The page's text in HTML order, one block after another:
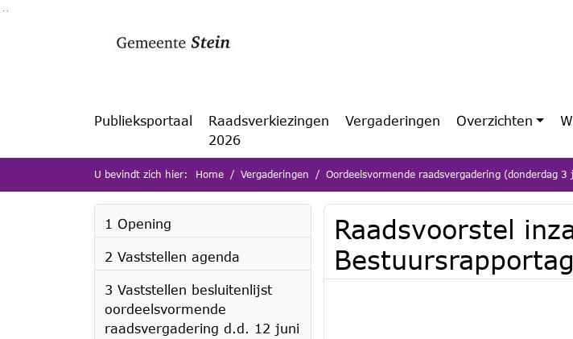
Publieksportaal
Raadsverkiezingen
2026
Vergaderingen Overzichten
U bevindt zich hier: Home Vergaderingen Oordeelsvormende raadsvergadering (donderdag
1 Opening
2 Vaststellen agenda
3 Vaststellen besluitenlijst
oordeelsvormende
raadsvergadering d.d. 12 juni
Raadsvoorstel